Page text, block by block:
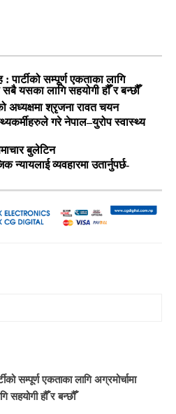
पार्टीको सम्पूर्ण एकताका लागि
यसका लागि सहयोगी हौँ र बन्छौँ
अध्यक्षमा श्रृजना रावत चयन
गरे नेपाल–युरोप स्वास्थ्य
बुलेटिन
न्यायलाई व्यवहारमा उतार्नुपर्छ-
सम्पूर्ण एकताका लागि अग्रमोर्चामा
हौँ र बन्छौँ